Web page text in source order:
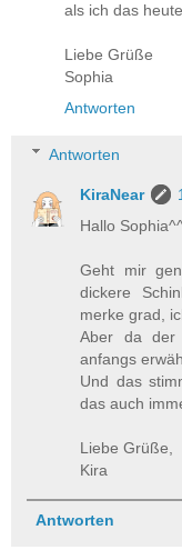
als ich das
Liebe Grüße
Sophia
Antworten
Antworten
KiraNear
Hallo
Geht mir
dickere
merke grad,
Aber da der
anfangs
Und das
das auch
Liebe Grüße,
Kira
Antworten